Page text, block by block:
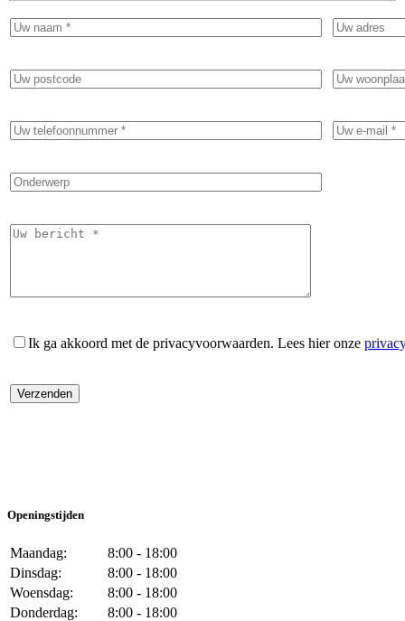
Ik ga akkoord met de privacyvoorwaarden. Lees hier onze
Openingstijden
Maandag:
8:00 - 18:00
Dinsdag:
8:00 - 18:00
Woensdag:
8:00 - 18:00
Donderdag:
8:00 - 18:00